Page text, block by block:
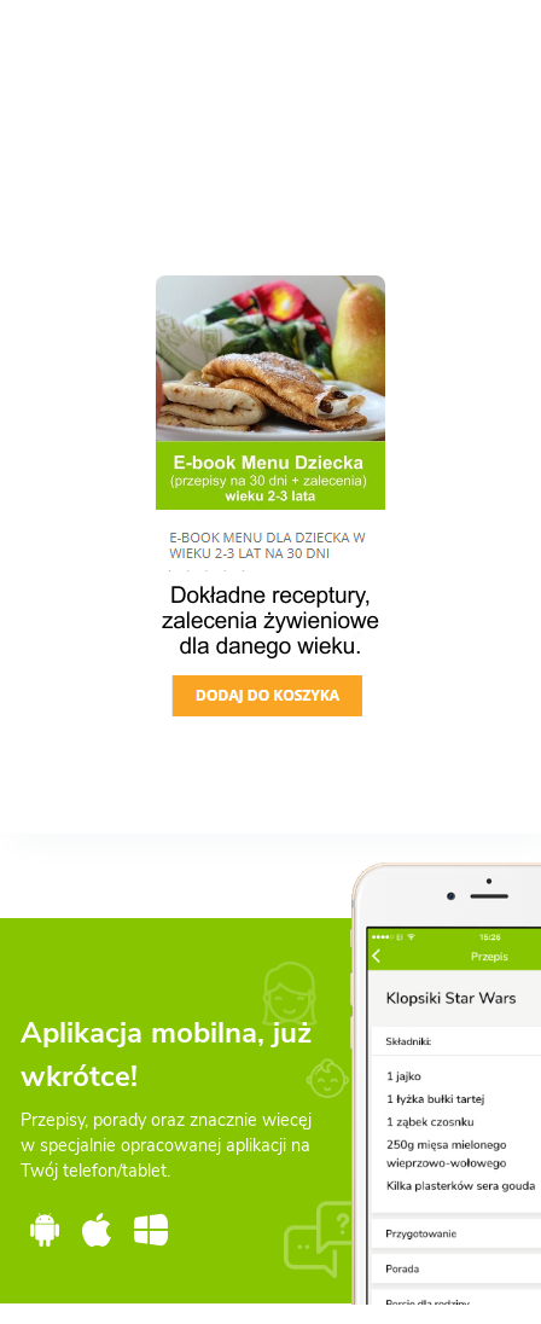
Aplikacja mobilna, już
wkrótce!
Przepisy, porady oraz znacznie wiecęj
w specjalnie opracowanej aplikacji na
Twój telefon/tablet.